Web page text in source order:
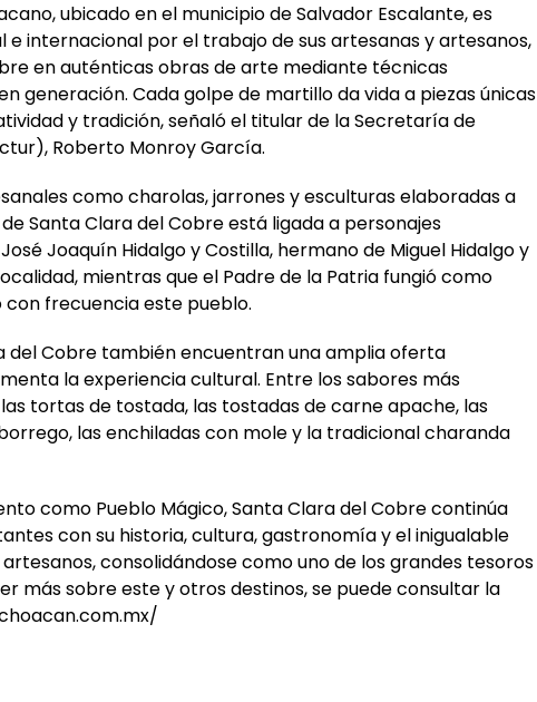
ubicado en el municipio de Salvador Escalante, es
e internacional por el trabajo de sus artesanas y artesanos,
en auténticas obras de arte mediante técnicas
generación. Cada golpe de martillo da vida a piezas únicas
y tradición, señaló el titular de la Secretaría de
Roberto Monroy García.
como charolas, jarrones y esculturas elaboradas a
Santa Clara del Cobre está ligada a personajes
Joaquín Hidalgo y Costilla, hermano de Miguel Hidalgo y
mientras que el Padre de la Patria fungió como
frecuencia este pueblo.
del Cobre también encuentran una amplia oferta
la experiencia cultural. Entre los sabores más
tortas de tostada, las tostadas de carne apache, las
las enchiladas con mole y la tradicional charanda
como Pueblo Mágico, Santa Clara del Cobre continúa
con su historia, cultura, gastronomía y el inigualable
consolidándose como uno de los grandes tesoros
más sobre este y otros destinos, se puede consultar la